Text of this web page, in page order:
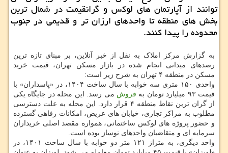
توانند از آپارتمان های لوکس و گرانقیمت در شمال ترین
بخش های منطقه تا واحدهای ارزان تر و قدیمی در جنوب
محدوده را پیدا کنند.
به گزارش مرکز املاک به نقل از خبر آنلاین، بر مبنای تازه ترین
رصدهای میدانی انجام شده در بازار مسکن تهران، قیمت خرید
مسکن در منطقه ۴ تهران به شرح زیر است:
واحدی ۱۵۰ متری سه خوابه با سال ساخت ۱۴۰۴، در «پاسداران» با
قیمت ۹۳ میلیارد تومان به
فروش می رسد. این محله در جایگاه یکی
از گران ترین نقاط منطقه ۴ قرار دارد. این محله به علت دسترسی
مطلوب به مراکز تجاری، خیابان های عریض، امکانات رفاهی گسترده
و حضور پروژه های لوکس ساختمانی، همواره مقصد اصلی خریداران
سرمایه ای و متقاضیان واحدهای نوساز بوده است.
واحد دیگری، به متراژ ۱۲۱ متر دو خوابه با سال ساخت ۱۴۰۱، در